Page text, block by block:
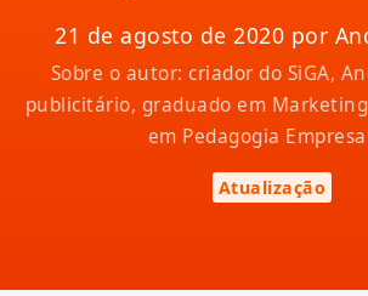
21 de agosto de 2020 por
Sobre o autor: criador do SiGA,
publicitário, graduado em
em Pedagogia
Atualização